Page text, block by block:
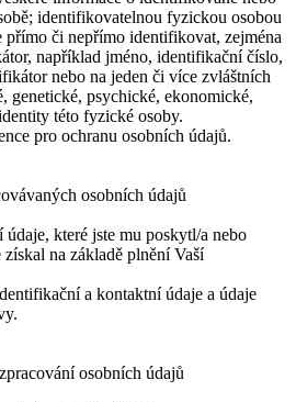
identifikovatelnou fyzickou osobou
přímo či nepřímo identifikovat, zejména
například jméno, identifikační číslo,
nebo na jeden či více zvláštních
psychické, ekonomické,
této fyzické osoby.
pro ochranu osobních údajů.
osobních údajů
údaje, které jste mu poskytl/a nebo
na základě plnění Vaší
a kontaktní údaje a údaje
osobních údajů